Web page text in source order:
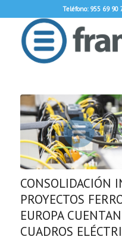
Teléfono: 955 69 90
CONSOLIDACIÓN
PROYECTOS
EUROPA
CUADROS